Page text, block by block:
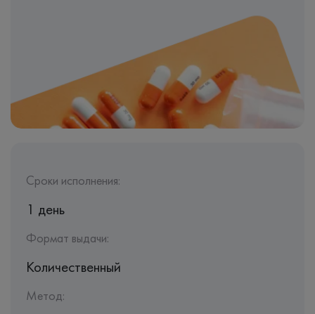
Сроки исполнения:
1 день
Формат выдачи:
Количественный
Метод: